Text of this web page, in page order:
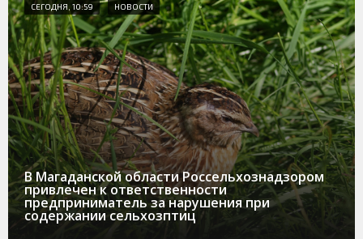
СЕГОДНЯ, 10:59 НОВОСТИ
В Магаданской области Россельхознадзором
привлечен к ответственности
предприниматель за нарушения при
содержании сельхозптиц